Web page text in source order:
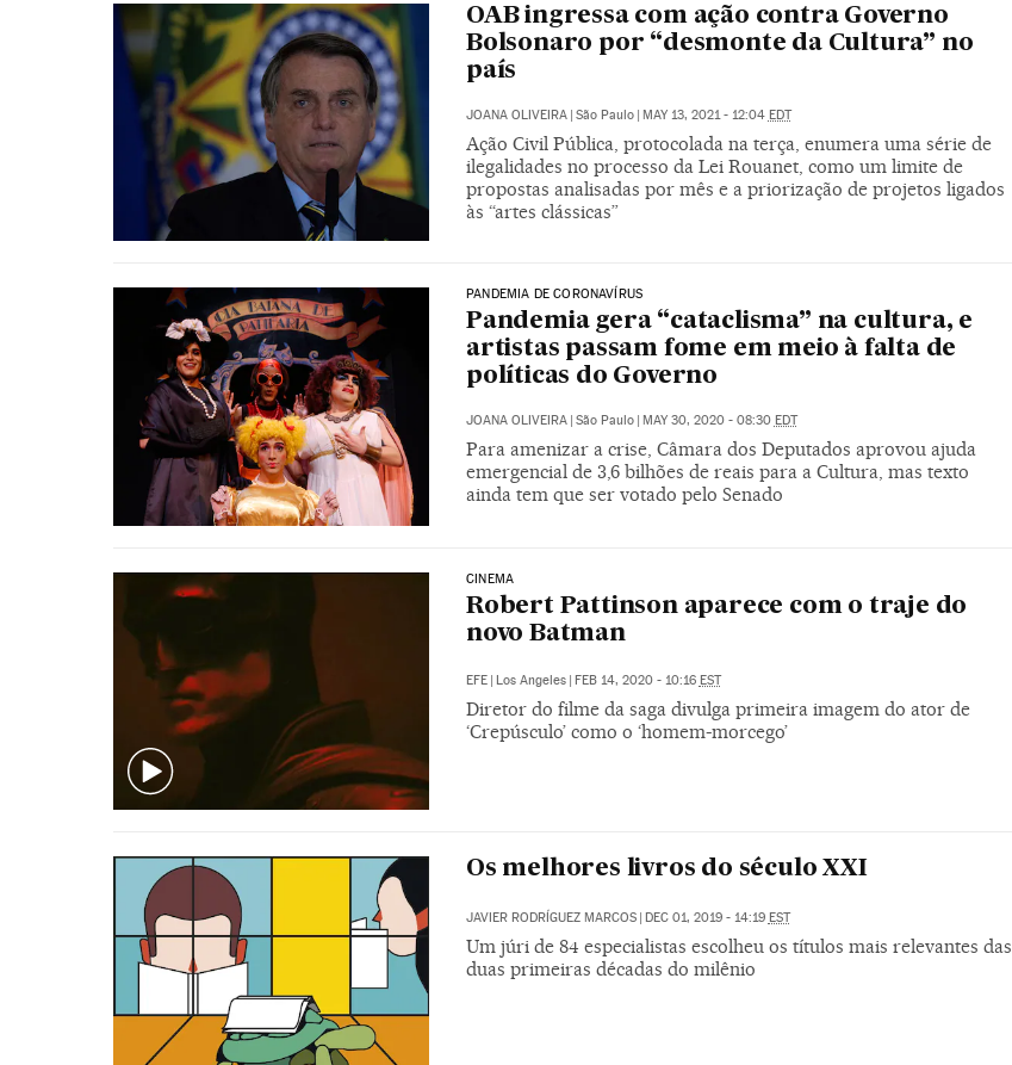
OAB ingressa com ação contra Governo
Bolsonaro por “desmonte da Cultura” no
país
JOANA OLIVEIRA | São Paulo | MAY 13, 2021 - 12:04 EDT
Ação Civil Pública, protocolada na terça, enumera uma série de
ilegalidades no processo da Lei Rouanet, como um limite de
propostas analisadas por mês e a priorização de projetos ligados
às “artes clássicas”
PANDEMIA DE CORONAVÍRUS
Pandemia gera “cataclisma” na cultura, e
artistas passam fome em meio à falta de
políticas do Governo
JOANA OLIVEIRA São Paulo MAY 30, 2020 - 08:30 EDT
Para amenizar a crise, Câmara dos Deputados aprovou ajuda
emergencial de 3,6 bilhões de reais para a Cultura, mas texto
ainda tem que ser votado pelo Senado
CINEMA
Robert Pattinson aparece com o traje do
novo Batman
EFE | Los Angeles | FEB 14, 2020 - 10:16 EST
Diretor do filme da saga divulga primeira imagem do ator de
‘Crepúsculo’ como o ‘homem-morcego’
Os melhores livros do século XXI
JAVIER RODRÍGUEZ MARCOS | DEC 01, 2019 - 14:19 EST
Um júri de 84 especialistas escolheu os títulos mais relevantes das
duas primeiras décadas do milênio